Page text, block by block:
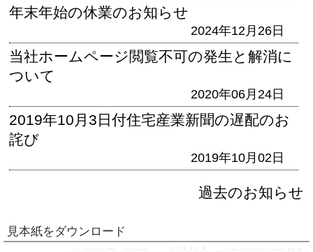
年末年始の休業のお知らせ
2024年12月26日
当社ホームページ閲覧不可の発生と解消に
ついて
2020年06月24日
2019年10月3日付住宅産業新聞の遅配のお
詫び
2019年10月02日
過去のお知らせ
見本紙をダウンロード